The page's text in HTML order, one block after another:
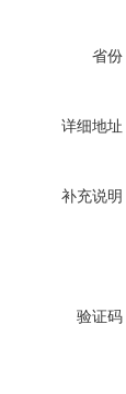
省份
详细地址
补充说明
验证码